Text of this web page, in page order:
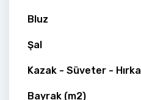
Bluz
Şal
Kazak - Süveter - Hırka
Bayrak (m2)